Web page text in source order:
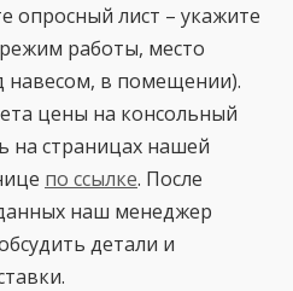
опросный лист – укажите
работы, место
навесом, в помещении).
цены на консольный
на страницах нашей
по ссылке. После
наш менеджер
детали и